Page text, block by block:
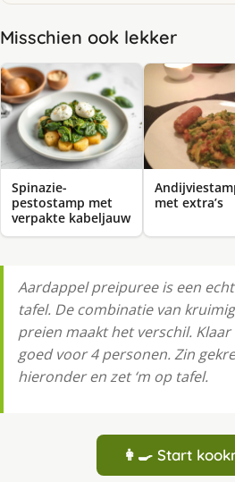
Misschien ook lekker
Spinazie-
pestostamp met
verpakte kabeljauw
met extra’s
Aardappel preipuree is een
tafel. De combinatie van
preien maakt het verschil.
goed voor 4 personen. Zin
hieronder en zet ‘m op tafel.
👩‍🍳 Start